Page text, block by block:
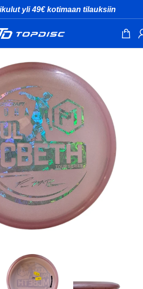
yli 49€ kotimaan tilauksiin